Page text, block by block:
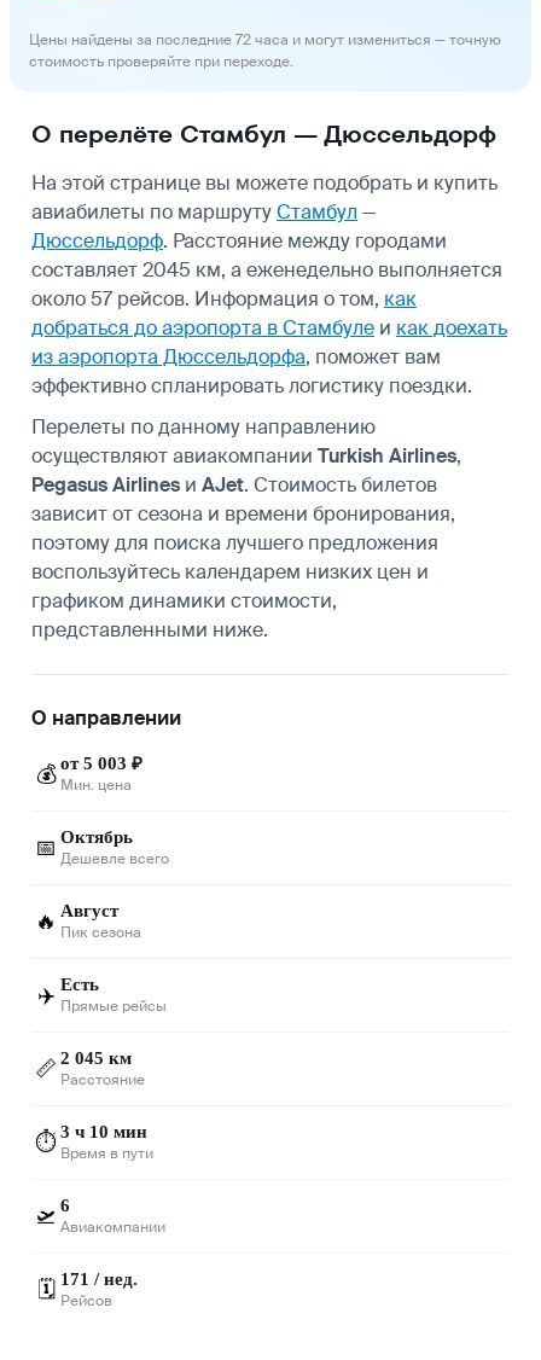
Цены найдены за последние 72 часа и могут измениться — точную
стоимость проверяйте при переходе.
О перелёте Стамбул — Дюссельдорф
На этой странице вы можете подобрать и купить
авиабилеты по маршрутуСтамбул —
Дюссельдорф. Расстояние между городами
составляет 2045 км, а еженедельно выполняется
около 57 рейсов. Информация о том, как
добраться до аэропорта в Стамбуле и как доехать
из аэропорта Дюссельдорфа, поможет вам
эффективно спланировать логистику поездки.
Перелеты по данному направлению
осуществляют авиакомпании Turkish Airlines,
Pegasus Airlines и AJet. Стоимость билетов
зависит от сезона и времени бронирования,
поэтому для поиска лучшего предложения
воспользуйтесь календарем низких цен и
графиком динамики стоимости,
представленными ниже.
О направлении
💰 от 5 003 ₽
Мин. цена
📅 Октябрь
Дешевле всего
🔥 Август
Пик сезона
✈️ Есть
Прямые рейсы
📏 2 045 км
Расстояние
⏱️3 ч 10 мин
Время в пути
🛫 6
Авиакомпании
🗓️ 171 / нед.
Рейсов